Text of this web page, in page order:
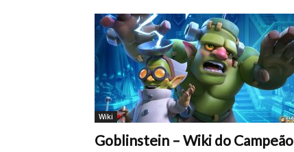
Wiki
Goblinstein – Wiki do Campeão